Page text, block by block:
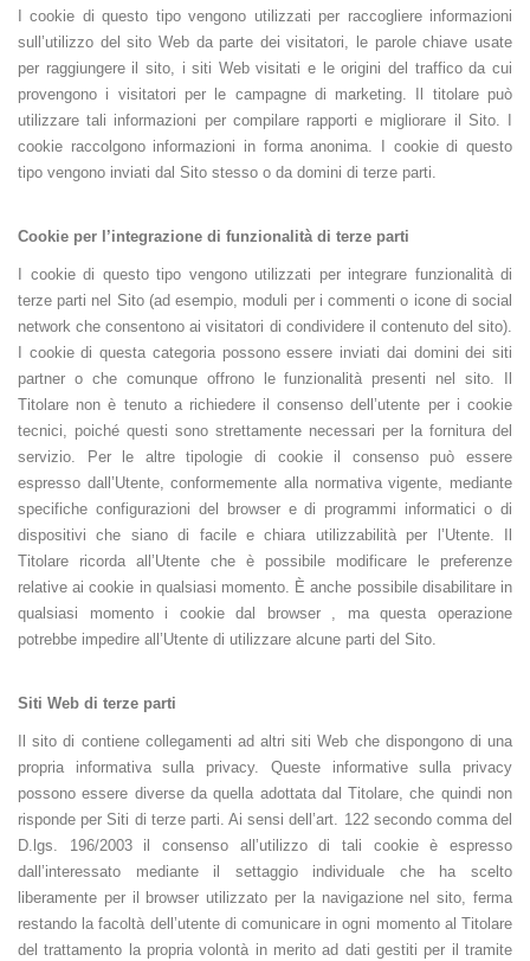
I cookie di questo tipo vengono utilizzati per raccogliere informazioni
sull’utilizzo del sito Web da parte dei visitatori, le parole chiave usate
per raggiungere il sito, i siti Web visitati e le origini del traffico da cui
provengono i visitatori per le campagne di marketing. Il titolare può
utilizzare tali informazioni per compilare rapporti e migliorare il Sito. I
cookie raccolgono informazioni in forma anonima. I cookie di questo
tipo vengono inviati dal Sito stesso o da domini di terze parti.
Cookie per l’integrazione di funzionalità di terze parti
I cookie di questo tipo vengono utilizzati per integrare funzionalità di
terze parti nel Sito (ad esempio, moduli per i commenti o icone di social
network che consentono ai visitatori di condividere il contenuto del sito).
I cookie di questa categoria possono essere inviati dai domini dei siti
partner o che comunque offrono le funzionalità presenti nel sito. Il
Titolare non è tenuto a richiedere il consenso dell’utente per i cookie
tecnici, poiché questi sono strettamente necessari per la fornitura del
servizio. Per le altre tipologie di cookie il consenso può essere
espresso dall’Utente, conformemente alla normativa vigente, mediante
specifiche configurazioni del browser e di programmi informatici o di
dispositivi che siano di facile e chiara utilizzabilità per l’Utente. Il
Titolare ricorda all’Utente che è possibile modificare le preferenze
relative ai cookie in qualsiasi momento. È anche possibile disabilitare in
qualsiasi momento i cookie dal browser , ma questa operazione
potrebbe impedire all’Utente di utilizzare alcune parti del Sito.
Siti Web di terze parti
Il sito di contiene collegamenti ad altri siti Web che dispongono di una
propria informativa sulla privacy. Queste informative sulla privacy
possono essere diverse da quella adottata dal Titolare, che quindi non
risponde per Siti di terze parti. Ai sensi dell’art. 122 secondo comma del
D.lgs. 196/2003 il consenso all’utilizzo di tali cookie è espresso
dall’interessato mediante il settaggio individuale che ha scelto
liberamente per il browser utilizzato per la navigazione nel sito, ferma
restando la facoltà dell’utente di comunicare in ogni momento al Titolare
del trattamento la propria volontà in merito ad dati gestiti per il tramite